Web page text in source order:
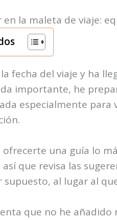
en la maleta de viaje:
la fecha del viaje y ha
importante, he
especialmente para
ofrecerte una guía lo
que revisa las
supuesto, al lugar al
que no he